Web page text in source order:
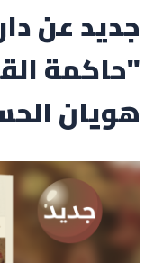
جديد عن
"حاكمة
هويان